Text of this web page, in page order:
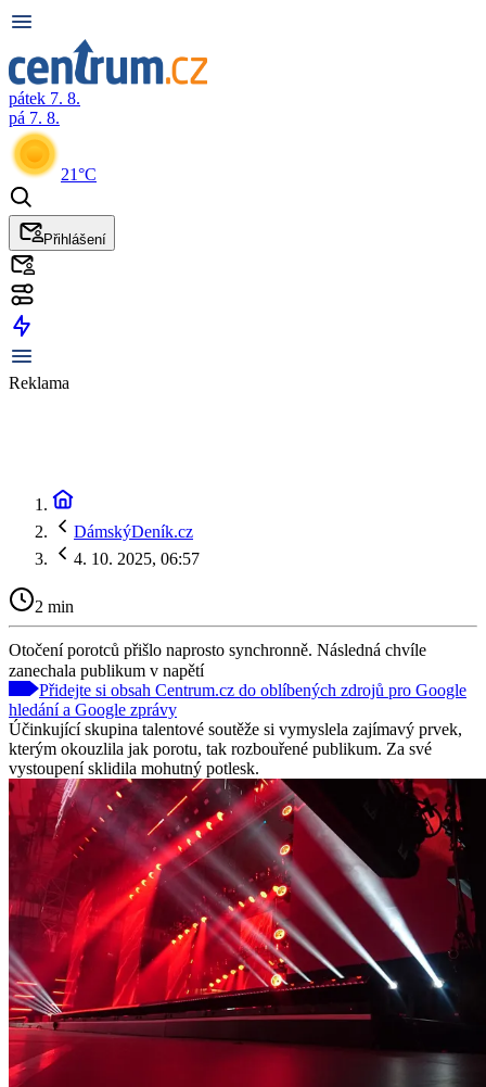
pátek 7. 8.
pá 7. 8.
21°C
Přihlášení
Reklama
DámskýDeník.cz
4. 10. 2025, 06:57
2 min
Otočení porotců přišlo naprosto synchronně. Následná chvíle
zanechala publikum v napětí
Přidejte si obsah Centrum.cz do oblíbených zdrojů pro Google
hledání a Google zprávy
Účinkující skupina talentové soutěže si vymyslela zajímavý prvek,
kterým okouzlila jak porotu, tak rozbouřené publikum. Za své
vystoupení sklidila mohutný potlesk.